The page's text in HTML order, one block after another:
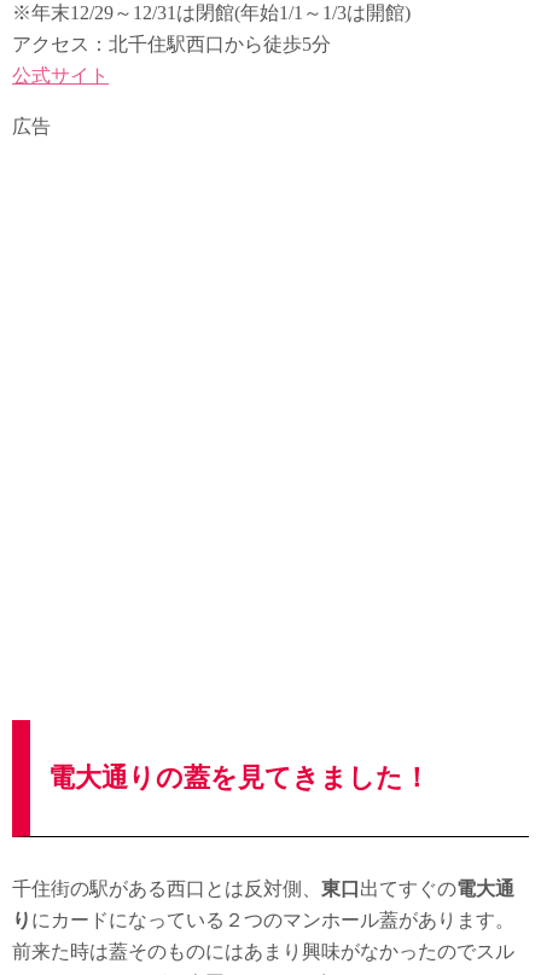
※年末12/29～12/31は閉館(年始1/1～1/3は開館)
アクセス：北千住駅西口から徒歩5分
公式サイト
広告
電大通りの蓋を見てきました！
千住街の駅がある西口とは反対側、 東口 出てすぐの電大通
り にカードになっている２つのマンホール蓋があります。
前来た時は蓋そのものにはあまり興味がなかったのでスル